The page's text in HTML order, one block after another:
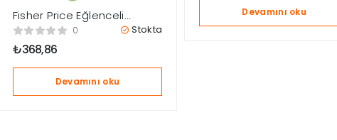
Fisher Price Eğlenceli
Dostlar Çıngıraklı Dişlik –
HJW11-HKD70
0 Stokta
₺368,86
Devamını oku
Devamını oku